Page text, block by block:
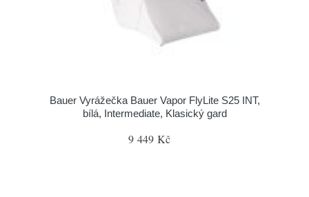
Bauer Vyrážečka Bauer Vapor FlyLite S25 INT,
bílá, Intermediate, Klasický gard
9 449 Kč